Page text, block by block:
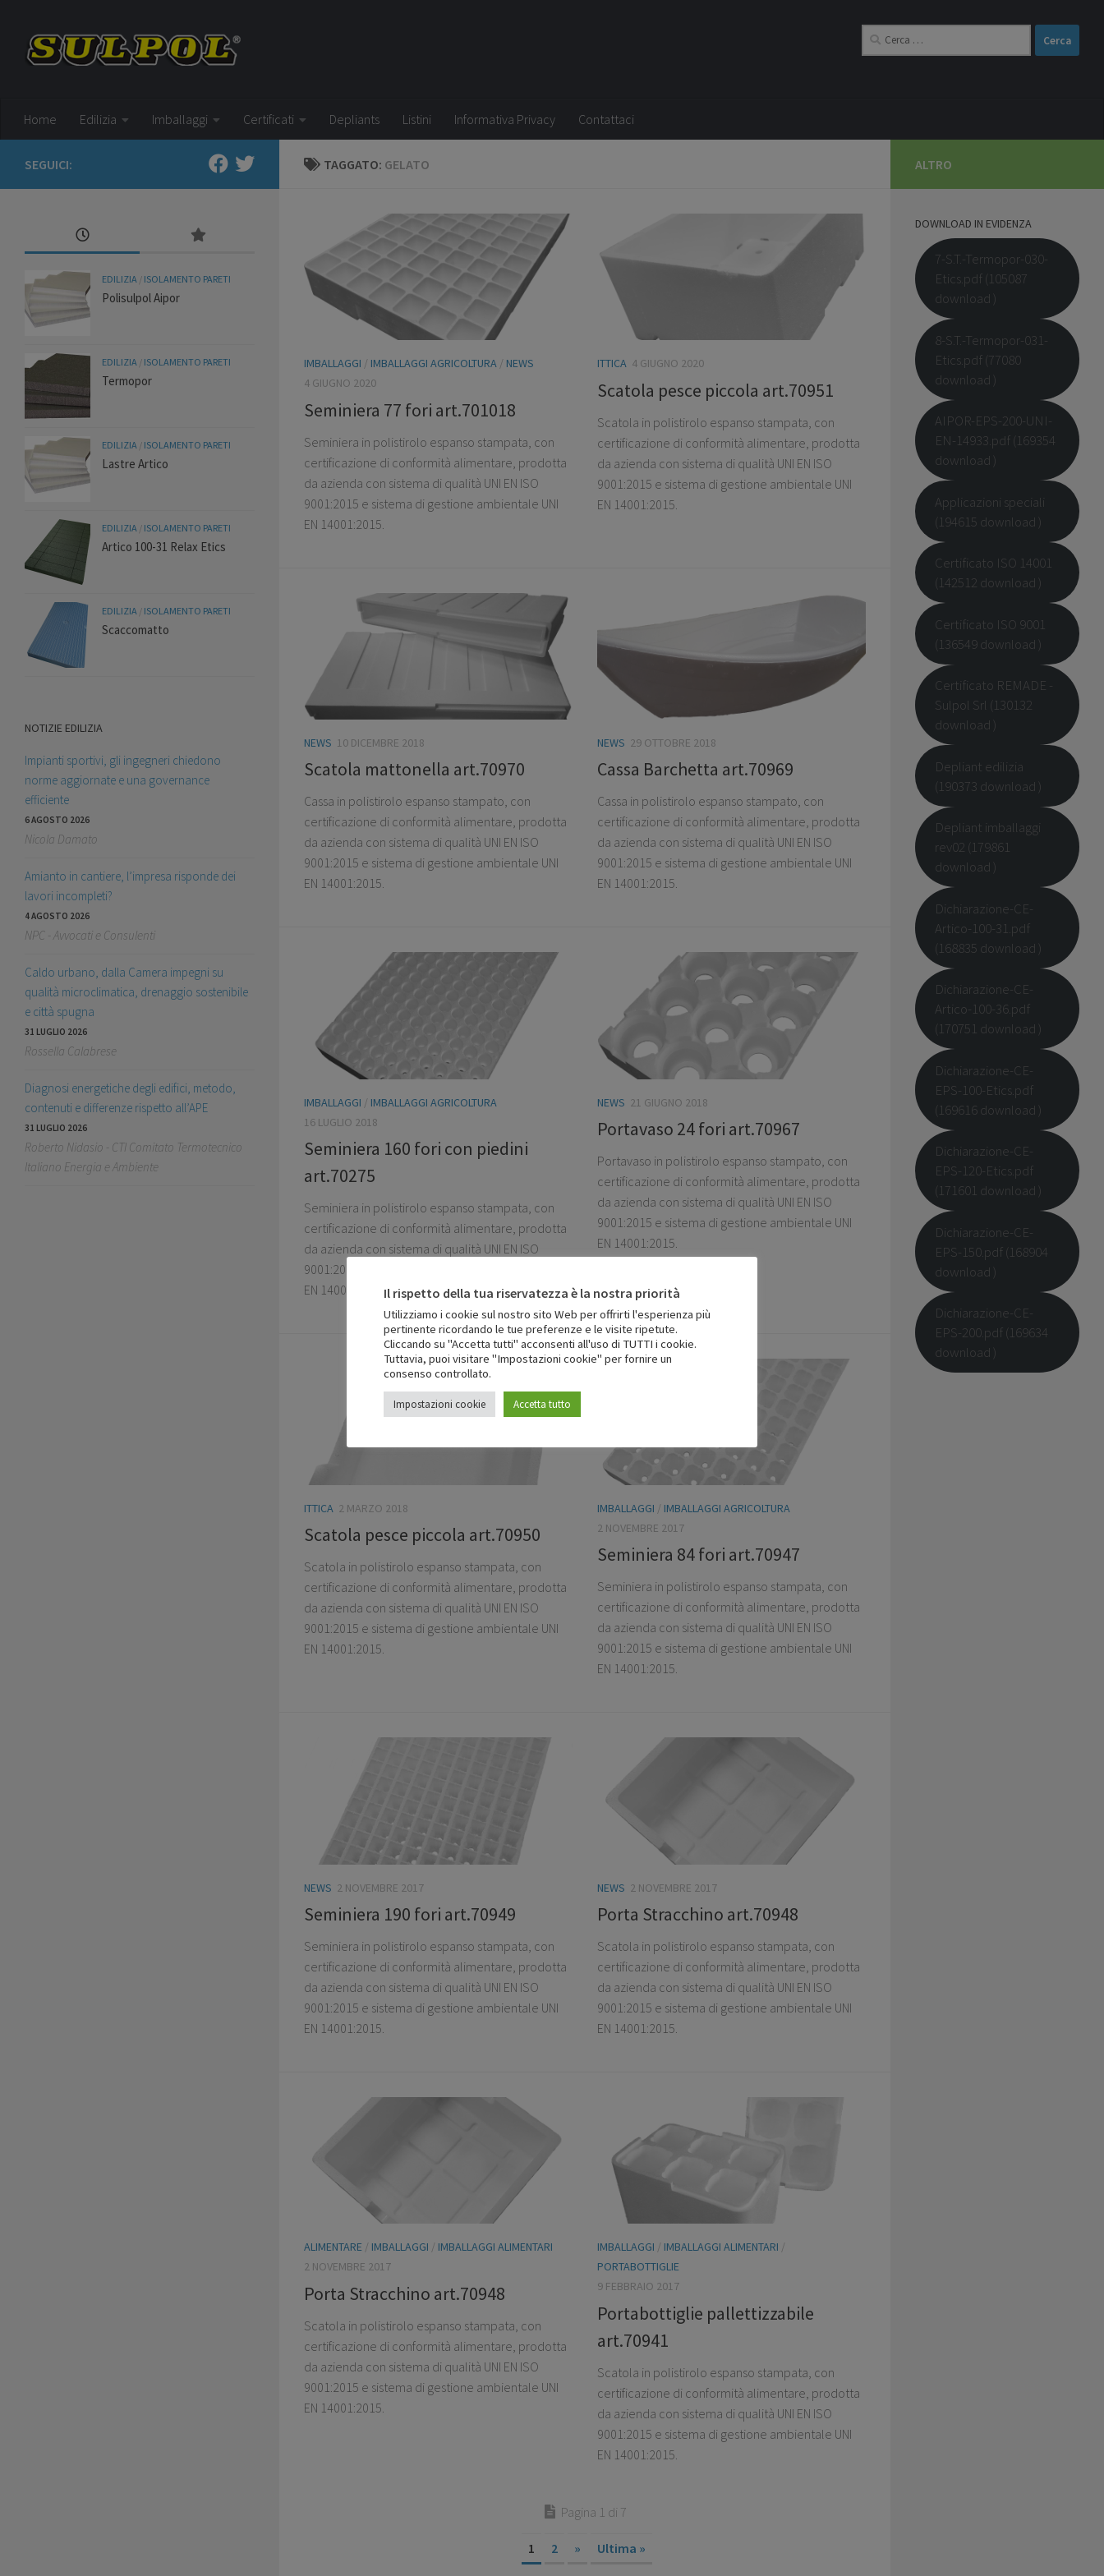
Ricerca
per:
Home Edilizia Imballaggi Certificati Depliants Listini Informativa Privacy Contattaci
TAGGATO: GELATO
IMBALLAGGI / IMBALLAGGI AGRICOLTURA / NEWS
4 GIUGNO 2020
Seminiera 77 fori art.701018
Seminiera in polistirolo espanso stampata, con
certificazione di conformità alimentare, prodotta
da azienda con sistema di qualità UNI EN ISO
9001:2015 e sistema di gestione ambientale UNI
EN 14001:2015.
ITTICA 4 GIUGNO 2020
Scatola pesce piccola art.70951
Scatola in polistirolo espanso stampata, con
certificazione di conformità alimentare, prodotta
da azienda con sistema di qualità UNI EN ISO
9001:2015 e sistema di gestione ambientale UNI
EN 14001:2015.
NEWS 10 DICEMBRE 2018
Scatola mattonella art.70970
Cassa in polistirolo espanso stampato, con
certificazione di conformità alimentare, prodotta
da azienda con sistema di qualità UNI EN ISO
9001:2015 e sistema di gestione ambientale UNI
EN 14001:2015.
NEWS 29 OTTOBRE 2018
Cassa Barchetta art.70969
Cassa in polistirolo espanso stampato, con
certificazione di conformità alimentare, prodotta
da azienda con sistema di qualità UNI EN ISO
9001:2015 e sistema di gestione ambientale UNI
EN 14001:2015.
IMBALLAGGI / IMBALLAGGI AGRICOLTURA
16 LUGLIO 2018
Seminiera 160 fori con piedini
art.70275
Seminiera in polistirolo espanso stampata, con
certificazione di conformità alimentare, prodotta
da azienda con sistema di qualità UNI EN ISO
9001:2015 e sistema di gestione ambientale UNI
EN 14001:2015.
NEWS 21 GIUGNO 2018
Portavaso 24 fori art.70967
Portavaso in polistirolo espanso stampato, con
certificazione di conformità alimentare, prodotta
da azienda con sistema di qualità UNI EN ISO
9001:2015 e sistema di gestione ambientale UNI
EN 14001:2015.
ITTICA 2 MARZO 2018
Scatola pesce piccola art.70950
Scatola in polistirolo espanso stampata, con
certificazione di conformità alimentare, prodotta
da azienda con sistema di qualità UNI EN ISO
9001:2015 e sistema di gestione ambientale UNI
EN 14001:2015.
IMBALLAGGI / IMBALLAGGI AGRICOLTURA
2 NOVEMBRE 2017
Seminiera 84 fori art.70947
Seminiera in polistirolo espanso stampata, con
certificazione di conformità alimentare, prodotta
da azienda con sistema di qualità UNI EN ISO
9001:2015 e sistema di gestione ambientale UNI
EN 14001:2015.
NEWS 2 NOVEMBRE 2017
Seminiera 190 fori art.70949
Seminiera in polistirolo espanso stampata, con
certificazione di conformità alimentare, prodotta
da azienda con sistema di qualità UNI EN ISO
9001:2015 e sistema di gestione ambientale UNI
EN 14001:2015.
NEWS 2 NOVEMBRE 2017
Porta Stracchino art.70948
Scatola in polistirolo espanso stampata, con
certificazione di conformità alimentare, prodotta
da azienda con sistema di qualità UNI EN ISO
9001:2015 e sistema di gestione ambientale UNI
EN 14001:2015.
ALIMENTARE / IMBALLAGGI / IMBALLAGGI ALIMENTARI
2 NOVEMBRE 2017
Porta Stracchino art.70948
Scatola in polistirolo espanso stampata, con
certificazione di conformità alimentare, prodotta
da azienda con sistema di qualità UNI EN ISO
9001:2015 e sistema di gestione ambientale UNI
EN 14001:2015.
IMBALLAGGI / IMBALLAGGI ALIMENTARI /
PORTABOTTIGLIE
9 FEBBRAIO 2017
Portabottiglie pallettizzabile
art.70941
Scatola in polistirolo espanso stampata, con
certificazione di conformità alimentare, prodotta
da azienda con sistema di qualità UNI EN ISO
9001:2015 e sistema di gestione ambientale UNI
EN 14001:2015.
Pagina 1 di 7
1 2 » Ultima »
SEGUICI:
EDILIZIA / ISOLAMENTO PARETI
Polisulpol Aipor
EDILIZIA / ISOLAMENTO PARETI
Termopor
EDILIZIA / ISOLAMENTO PARETI
Lastre Artico
EDILIZIA / ISOLAMENTO PARETI
Artico 100-31 Relax Etics
EDILIZIA / ISOLAMENTO PARETI
Scaccomatto
NOTIZIE EDILIZIA
Impianti sportivi, gli ingegneri chiedono
norme aggiornate e una governance
efficiente
6 AGOSTO 2026
Nicola Damato
Amianto in cantiere, l’impresa risponde dei
lavori incompleti?
4 AGOSTO 2026
NPC - Avvocati e Consulenti
Caldo urbano, dalla Camera impegni su
qualità microclimatica, drenaggio sostenibile
e città spugna
31 LUGLIO 2026
Rossella Calabrese
Diagnosi energetiche degli edifici, metodo,
contenuti e differenze rispetto all’APE
31 LUGLIO 2026
Roberto Nidasio - CTI Comitato Termotecnico
Italiano Energia e Ambiente
ALTRO
DOWNLOAD IN EVIDENZA
7-S.T.-Termopor-030-
Etics.pdf (105087
download )
8-S.T.-Termopor-031-
Etics.pdf (77080
download )
AIPOR-EPS-200-UNI-
EN-14933.pdf (169354
download )
Applicazioni speciali
(194615 download )
Certificato ISO 14001
(142512 download )
Certificato ISO 9001
(136549 download )
Certificato REMADE -
Sulpol Srl (130132
download )
Depliant edilizia
(190373 download )
Depliant imballaggi
rev02 (179861
download )
Dichiarazione-CE-
Artico-100-31.pdf
(168835 download )
Dichiarazione-CE-
Artico-100-36.pdf
(170751 download )
Dichiarazione-CE-
EPS-100-Etics.pdf
(169616 download )
Dichiarazione-CE-
EPS-120-Etics.pdf
(171601 download )
Dichiarazione-CE-
EPS-150.pdf (168904
download )
Dichiarazione-CE-
EPS-200.pdf (169634
download )
Il rispetto della tua riservatezza è la nostra priorità
Utilizziamo i cookie sul nostro sito Web per offrirti l'esperienza più
pertinente ricordando le tue preferenze e le visite ripetute.
Cliccando su "Accetta tutti" acconsenti all'uso di TUTTI i cookie.
Tuttavia, puoi visitare "Impostazioni cookie" per fornire un
consenso controllato.
Impostazioni cookie Accetta tutto